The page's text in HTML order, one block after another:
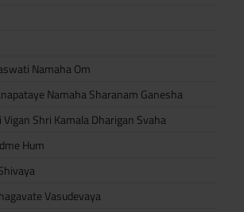
Namaha Om
Namaha Sharanam Ganesha
Shri Kamala Dharigan Svaha
Hum
Vasudevaya